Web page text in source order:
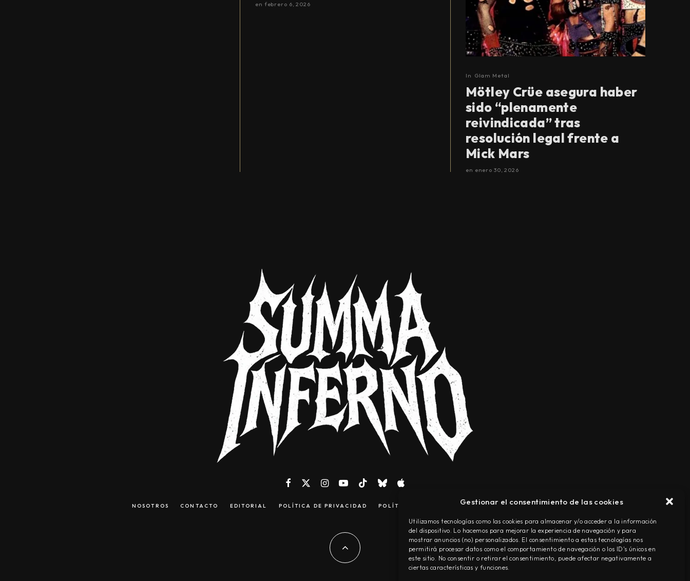
Gestionar el consentimiento de las cookies
Utilizamos tecnologías como las cookies para almacenar y/o acceder a la información
del dispositivo. Lo hacemos para mejorar la experiencia de navegación y para
mostrar anuncios (no) personalizados. El consentimiento a estas tecnologías nos
permitirá procesar datos como el comportamiento de navegación o los ID's únicos en
este sitio. No consentir o retirar el consentimiento, puede afectar negativamente a
ciertas características y funciones.
en febrero 6, 2026
In Glam Metal
Mötley Crüe asegura haber
sido “plenamente
reivindicada” tras
resolución legal frente a
Mick Mars
en enero 30, 2026
NOSOTROS CONTACTO EDITORIAL POLÍTICA DE PRIVACIDAD POLÍTICA DE COOKIES TÉRMINOS Y CONDICIONES